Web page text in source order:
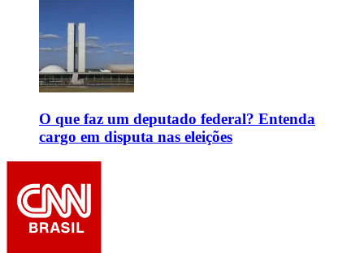
O que faz um deputado federal? Entenda
cargo em disputa nas eleições